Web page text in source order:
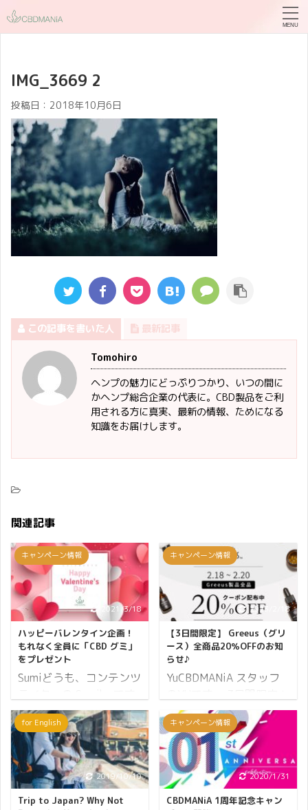
IMG_3669 2
投稿日： 2018年10月6日
この記事を書いた人 最新記事
Tomohiro
ヘンプの魅力にどっぷりつかり、いつの間に
かヘンプ総合企業の代表に。CBD製品をご利
用される方に真実、最新の情報、ためになる
知識をお届けします。
関連記事
キャンペーン情報
2021/3/18
ハッピーバレンタイン企画！
もれなく全員に「CBD グミ」
をプレゼント
Sumiどうも、コンテンツ
♪ 2月14日はバレンタイ
ンデー♪ 世界各地でカッ
プルの愛の誓いの日とさ
れていて、日本ではチョ
コレートを贈る習慣にな
っていますよね。 そこで
キャンペーン情報
2023/2/18
【3日間限定】 Greeus（グリ
ース）全商品20％OFFのお知
らせ♪
YuCBDMANiA スタッフ
Greeus（グリース）全商
品20％OFFのお知らせで
す♪ グリース製品をもっ
と多くの方に知って使っ
てもらいたい…という思
いから 限定で全商品が
for English
2019/10/10
Trip to Japan? Why Not
キャンペーン情報
2020/1/31
CBDMANiA 1周年記念キャン